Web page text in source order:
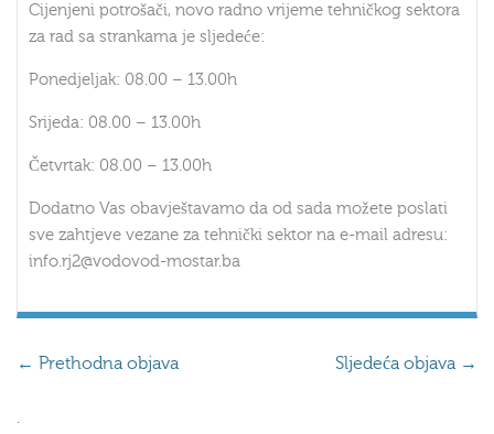
Cijenjeni potrošači, novo radno vrijeme tehničkog sektora
za rad sa strankama je sljedeće:
Ponedjeljak: 08.00 – 13.00h
Srijeda: 08.00 – 13.00h
Četvrtak: 08.00 – 13.00h
Dodatno Vas obavještavamo da od sada možete poslati
sve zahtjeve vezane za tehnički sektor na e-mail adresu:
info.rj2@vodovod-mostar.ba
← Prethodna objava Sljedeća objava →
.